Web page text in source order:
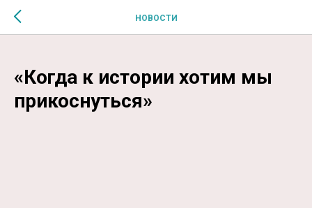
$MESSAGE$
НОВОСТИ
«Когда к истории хотим мы
прикоснуться»